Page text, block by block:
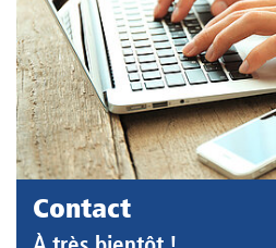
Contact